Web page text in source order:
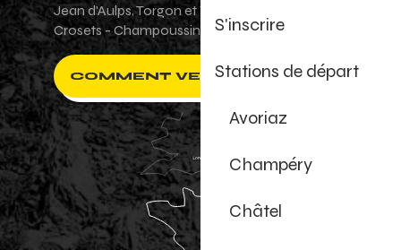
S'inscrire
Stations de départ
Avoriaz
Champéry
Châtel
Jean d'Aulps, Torgon et Val-d'Illiez - Les
Crosets - Champoussin.
COMMENT VENIR ?